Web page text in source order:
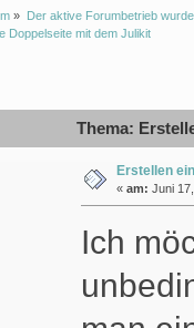
» Der aktive Forumbetrieb
Doppelseite mit dem Julikit
Thema:
Erstellen
« am: Juni
Ich